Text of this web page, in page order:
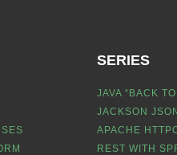
SERIES
JAVA “BACK
JACKSON
APACHE
REST WITH